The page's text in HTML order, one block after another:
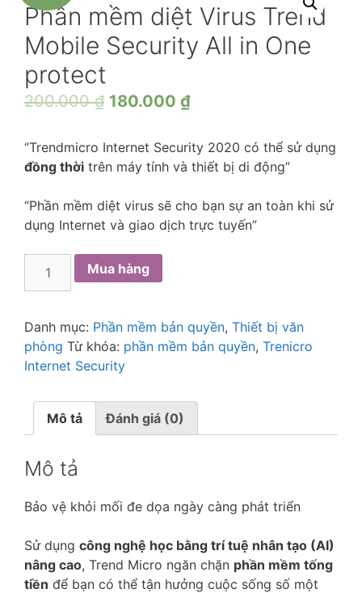
Phần mềm diệt Virus Trend
Mobile Security All in One
protect
200.000₫ 180.000 ₫
“Trendmicro Internet Security 2020 có thể sử dụng
đồng thời trên máy tính và thiết bị di động”
“Phần mềm diệt virus sẽ cho bạn sự an toàn khi sử
dụng Internet và giao dịch trực tuyến”
mềm
Virus
Trend
Mobile
All
One
protect
số
Mua hàng
Danh mục: Phần mềm bản quyền, Thiết bị văn
phòng Từ khóa: phần mềm bản quyền, Trenicro
Internet Security
Mô tả Đánh giá (0)
Mô tả
Bảo vệ khỏi mối đe dọa ngày càng phát triển
Sử dụng công nghệ học bằng trí tuệ nhân tạo (AI)
nâng cao, Trend Micro ngăn chặn phần mềm tống
tiền để bạn có thể tận hưởng cuộc sống số một